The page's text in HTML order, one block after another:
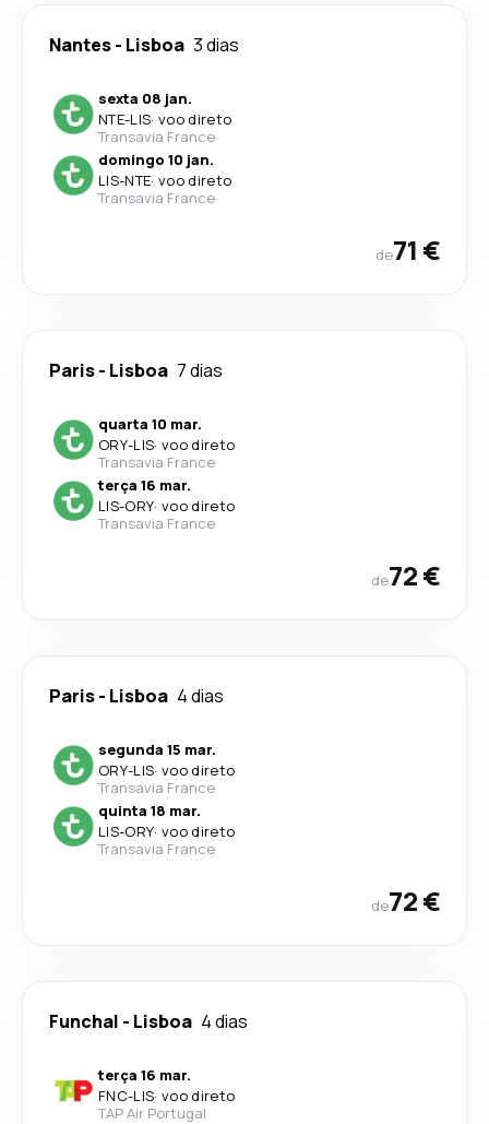
Nantes- Lisboa 3 dias
sexta 08 jan.
NTE-LIS· voo direto
Transavia France
domingo 10 jan.
LIS-NTE· voo direto
Transavia France
de71 €
Paris- Lisboa 7 dias
quarta 10 mar.
ORY-LIS· voo direto
Transavia France
terça 16 mar.
LIS-ORY· voo direto
Transavia France
de72 €
Paris- Lisboa 4 dias
segunda 15 mar.
ORY-LIS· voo direto
Transavia France
quinta 18 mar.
LIS-ORY· voo direto
Transavia France
de72 €
Funchal - Lisboa 4 dias
terça 16 mar.
FNC-LIS· voo direto
TAP Air Portugal